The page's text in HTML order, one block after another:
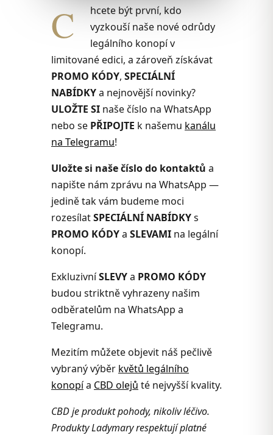
C
hcete být první, kdo
vyzkouší naše nové odrůdy
legálního konopí v
limitované edici, a zároveň získávat
PROMO KÓDY, SPECIÁLNÍ
NABÍDKYa nejnovější novinky?
ULOŽTE SI naše číslo na WhatsApp
nebo se PŘIPOJTE k našemu kanálu
na Telegramu!
Uložte si naše číslo do kontaktů a
napište nám zprávu na WhatsApp —
jedině tak vám budeme moci
rozesílatSPECIÁLNÍ NABÍDKYs
PROMO KÓDYa SLEVAMI na legální
konopí.
ExkluzivníSLEVYa PROMO KÓDY
budou striktně vyhrazeny našim
odběratelům na WhatsApp a
Telegramu.
Mezitím můžete objevit náš pečlivě
vybraný výběr květů legálního
konopía CBD olejů té nejvyšší kvality.
CBD je produkt pohody, nikoliv léčivo.
Produkty Ladymary respektují platné